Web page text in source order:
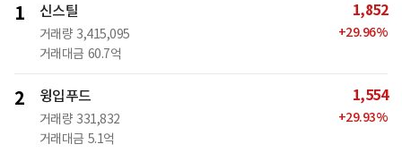
1 신스틸
거래량 3,415,095
거래대금 60.7억
1,852
+29.96%
2 윙입푸드
거래량 331,832
거래대금 5.1억
1,554
+29.93%